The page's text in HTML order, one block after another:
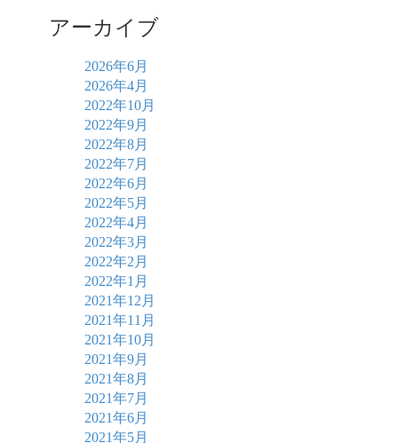
アーカイブ
2026年6月
2026年4月
2022年10月
2022年9月
2022年8月
2022年7月
2022年6月
2022年5月
2022年4月
2022年3月
2022年2月
2022年1月
2021年12月
2021年11月
2021年10月
2021年9月
2021年8月
2021年7月
2021年6月
2021年5月